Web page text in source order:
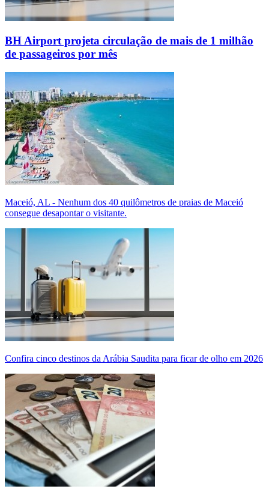
BH Airport projeta circulação de mais de 1 milhão
de passageiros por mês
Maceió, AL - Nenhum dos 40 quilômetros de praias de Maceió
consegue desapontar o visitante.
Confira cinco destinos da Arábia Saudita para ficar de olho em 2026